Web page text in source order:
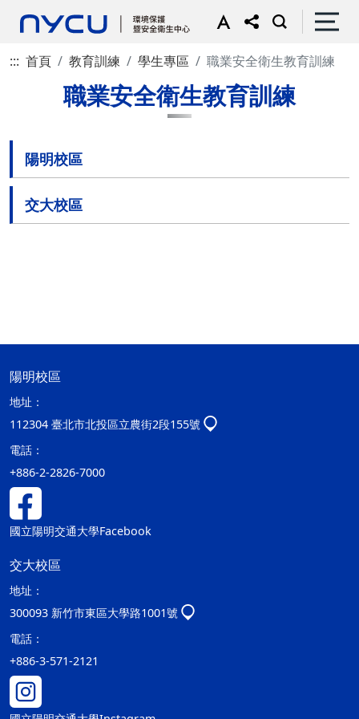
::: 首頁 教育訓練 學生專區 職業安全衛生教育訓練
職業安全衛生教育訓練
陽明校區
交大校區
陽明校區
地址：
112304 臺北市北投區立農街2段155號
電話：
+886-2-2826-7000
國立陽明交通大學Facebook
交大校區
地址：
300093 新竹市東區大學路1001號
電話：
+886-3-571-2121